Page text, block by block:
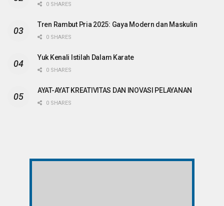
0 SHARES
Tren Rambut Pria 2025: Gaya Modern dan Maskulin
0 SHARES
Yuk Kenali Istilah Dalam Karate
0 SHARES
AYAT-AYAT KREATIVITAS DAN INOVASI PELAYANAN
0 SHARES